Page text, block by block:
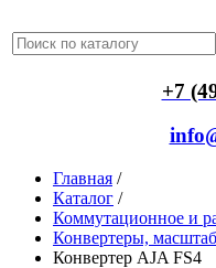
+7
Главная /
Каталог /
Коммутационное и
Конвертеры,
Конвертер AJA FS4